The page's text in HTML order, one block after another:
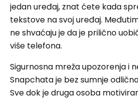
jedan uređaj, znat ćete kada
tekstove na svoj uređaj.
ne shvaćaju je da je prilično
više telefona.
Sigurnosna mreža upozorenja i
Snapchata je bez sumnje
Sve dok je druga osoba